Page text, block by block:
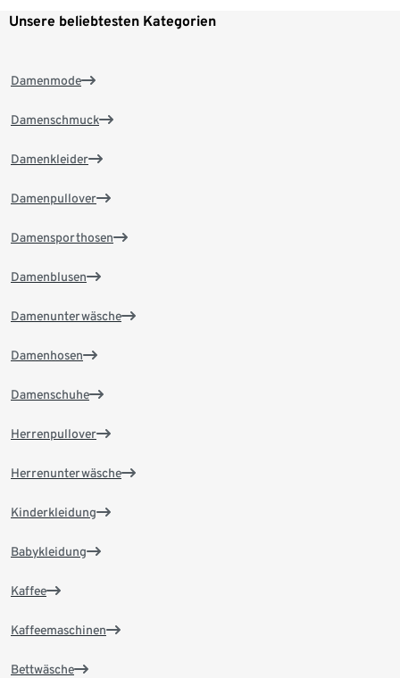
Unsere beliebtesten Kategorien
Damenmode
Damenschmuck
Damenkleider
Damenpullover
Damensporthosen
Damenblusen
Damenunterwäsche
Damenhosen
Damenschuhe
Herrenpullover
Herrenunterwäsche
Kinderkleidung
Babykleidung
Kaffee
Kaffeemaschinen
Bettwäsche